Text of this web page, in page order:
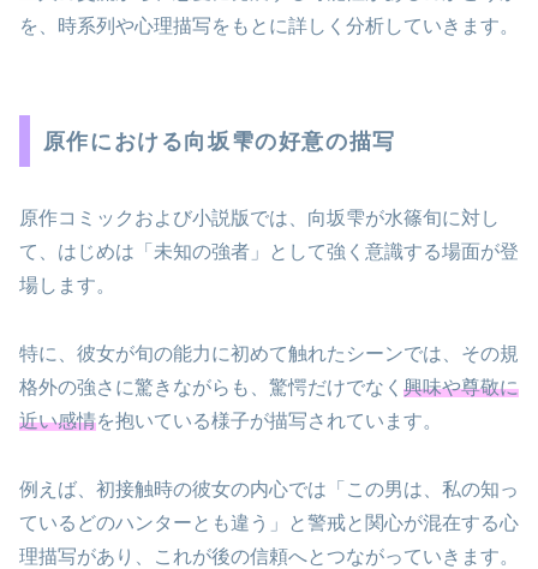
を、時系列や心理描写をもとに詳しく分析していきます。
原作における向坂雫の好意の描写
原作コミックおよび小説版では、向坂雫が水篠旬に対し
て、はじめは「未知の強者」として強く意識する場面が登
場します。
特に、彼女が旬の能力に初めて触れたシーンでは、その規
格外の強さに驚きながらも、驚愕だけでなく 興味や尊敬に
近い感情を抱いている様子が描写されています。
例えば、初接触時の彼女の内心では「この男は、私の知っ
ているどのハンターとも違う」と警戒と関心が混在する心
理描写があり、これが後の信頼へとつながっていきます。